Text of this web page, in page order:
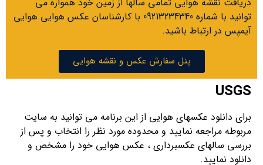
توانید با شماره 09213234340 با کارشناسان عکس هوایی هوایی
آیمپس در ارتباط باشید.
پنل سفارش عکس و نقشه هوایی
USGS
برای دانلود عکسهای هوایی از این برنامه می توانید به سایت
مربوطه مراجعه نمایید و محدوده مورد نظر را انتخاب و پس از
بررسی سالهای عکسبرداری ، عکس هوایی خود را مشخص و
دانلود نمایید.